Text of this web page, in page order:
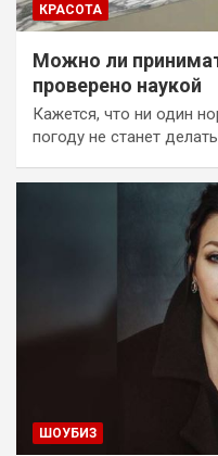
КРАСОТА
Можно ли
проверено наукой
Кажется, что ни один
погоду не станет
ШОУБИЗ